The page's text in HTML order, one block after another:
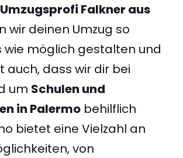
Umzugsprofi Falkner aus
wir deinen Umzug so
wie möglich gestalten und
auch, dass wir dir bei
um Schulen und
in Palermo behilflich
bietet eine Vielzahl an
von